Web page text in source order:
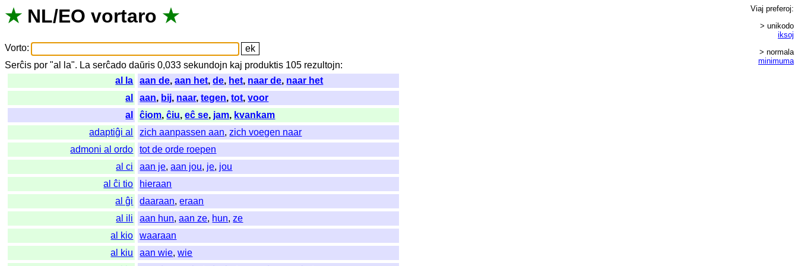
★ NL/EO vortaro ★
Vorto:
Serĉis por "al la". La serĉado daŭris 0,033sekundojn kaj produktis 105 rezultojn:
al la
aan de,aan het,de, het, naar de, naar het
al
aan, bij, naar,tegen,tot,voor
al
ĉiom,ĉiu,eĉ se, jam, kvankam
adaptiĝi al
zich aanpassen aan,zich voegen naar
admoni al ordo
tot de orde roepen
al ci
aan je,aan jou, je, jou
al ĉi tio
hieraan
al ĝi
daaraan,eraan
al ili
aan hun,aan ze, hun,ze
al kio
waaraan
al kiu
aan wie,wie
Viaj preferoj:
> unikodo
iksoj
> normala
minimuma